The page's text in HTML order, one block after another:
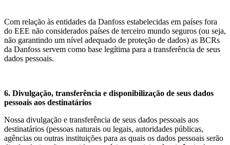
Com relação às entidades da Danfoss estabelecidas em países fora
do EEE não considerados países de terceiro mundo seguros (ou seja,
não garantindo um nível adequado de proteção de dados) as BCRs
da Danfoss servem como base legítima para a transferência de seus
dados pessoais.
6. Divulgação, transferência e disponibilização de seus dados
pessoais aos destinatários
Nossa divulgação e transferência de seus dados pessoais aos
destinatários (pessoas naturais ou legais, autoridades públicas,
agências ou outras instituições para as quais os dados pessoais serão